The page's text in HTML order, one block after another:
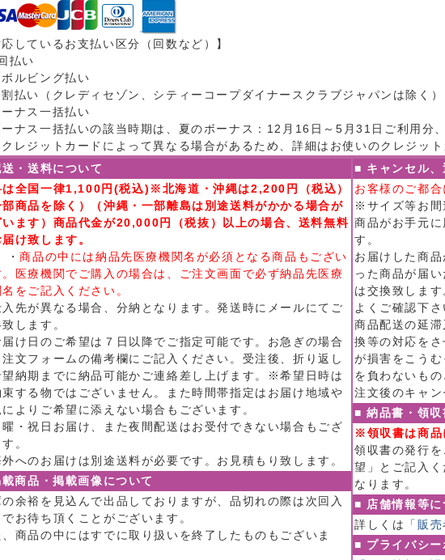
応しているお支払い区分（回数など）】
払い
ボルビング払い
割払い（クレディセゾン、シティーコープダイナースクラブジャパンは除く）
ーナス一括払い
ナス一括払いの該当時期は、夏のボーナス：12月16日～5月31日ご利用分
レジットカードによって異なる場合があるため、詳細はお使いのクレジッ
・送料について
は全国一律1,100円(税込)※北海道・沖縄は2,200円（税込）
部商品を除く）（沖縄・一部離島は別途送料がかかる場合が
います）商品代金が20,000円（税抜）以上の場合、送料無料
け致します。
・商品の中には納品先医療機関名が必須となる商品もござい
。医療機関でご購入の場合は、ご注文画面で必ず納品先医療
をご記入ください。
入先が異なる場合、分納となります。発送時にメールにてご
します。
届け日のご希望は７日以降でご指定可能です。お急ぎの場合
注文フォームの備考欄にご記入ください。受注後、折り返し
望納期までに納品可能かご連絡差し上げます。※希望日時は
束する物ではございません。また時間帯指定はお届け地域や
よりご希望に添えない場合もございます。
曜・祝日お届け、また夜間配送はお受付できない場合もござ
。
外へのお届けは別途送料が必要です。お見積もり致します。
商品・掲載画像について
余裕を見込んで出品しておりますが、品切れの際は次回入
お待ち頂くことがございます。
、商品の中にはすでに取り扱いを終了したものもございま
■ キャンセル、
お客様のご都
※サイズ等お間
商品がお手元
す。
お届けした商
った商品が届
は交換致しま
よくご確認下さ
商品配送の延
換等の対応を
が損害をこう
を負わないもの
注文後のキャン
■ 納品書・領収
※領収書は商品
領収書の発行
望」とご記入
なります。
■ 店舗情報等に
詳しくは
「販
■ プライバシー